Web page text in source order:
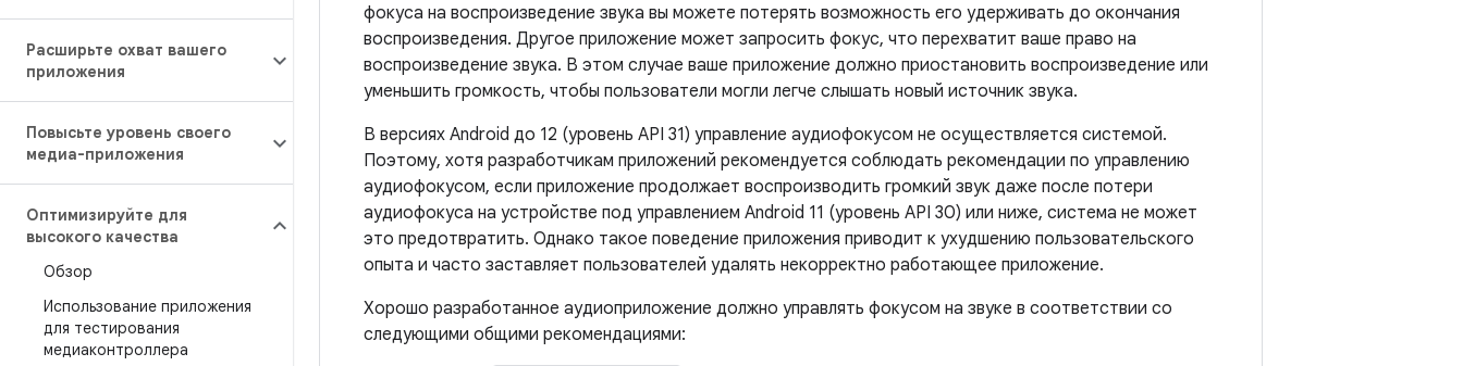
Расширьте охват вашего
приложения
Повысьте уровень своего
медиа-приложения
Оптимизируйте для
высокого качества
Обзор
Использование приложения
для тестирования
медиаконтроллера
фокуса на воспроизведение звука вы можете потерять возможность его удерживать до окончания
воспроизведения. Другое приложение может запросить фокус, что перехватит ваше право на
воспроизведение звука. В этом случае ваше приложение должно приостановить воспроизведение или
уменьшить громкость, чтобы пользователи могли легче слышать новый источник звука.
В версиях Android до 12 (уровень API 31) управление аудиофокусом не осуществляется системой.
Поэтому, хотя разработчикам приложений рекомендуется соблюдать рекомендации по управлению
аудиофокусом, если приложение продолжает воспроизводить громкий звук даже после потери
аудиофокуса на устройстве под управлением Android 11 (уровень API 30) или ниже, система не может
это предотвратить. Однако такое поведение приложения приводит к ухудшению пользовательского
опыта и часто заставляет пользователей удалять некорректно работающее приложение.
Хорошо разработанное аудиоприложение должно управлять фокусом на звуке в соответствии со
следующими общими рекомендациями: